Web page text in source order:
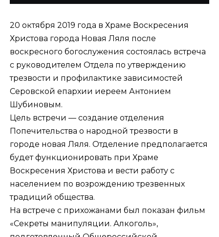
20 октября 2019 года в Храме Воскресения
Христова города Новая Ляля после
воскресного богослужения состоялась встреча
с руководителем Отдела по утверждению
трезвости и профилактике зависимостей
Серовской епархии иереем Антонием
Шубиновым.
Цель встречи — создание отделения
Попечительства о народной трезвости в
городе новая Ляля. Отделение предполагается
будет функционировать при Храме
Воскресения Христова и вести работу с
населением по возрождению трезвенных
традиций общества.
На встрече с прихожанами был показан фильм
«Секреты манипуляции. Алкоголь»,